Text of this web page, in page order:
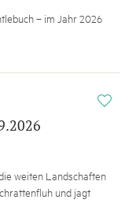
– im Jahr 2026
i
weiten Landschaften
und jagt